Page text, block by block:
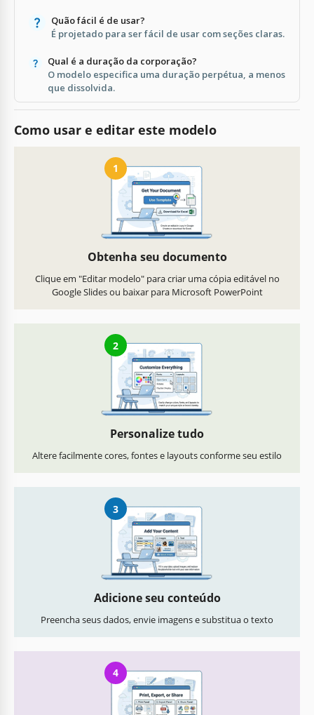
Quão fácil é de usar?
É projetado para ser fácil de usar com seções claras.
Qual é a duração da corporação?
O modelo especifica uma duração perpétua, a menos
que dissolvida.
Como usar e editar este modelo
1
Obtenha seu documento
Clique em "Editar modelo" para criar uma cópia editável no
Google Slides ou baixar para Microsoft PowerPoint
2
Personalize tudo
Altere facilmente cores, fontes e layouts conforme seu estilo
3
Adicione seu conteúdo
Preencha seus dados, envie imagens e substitua o texto
4